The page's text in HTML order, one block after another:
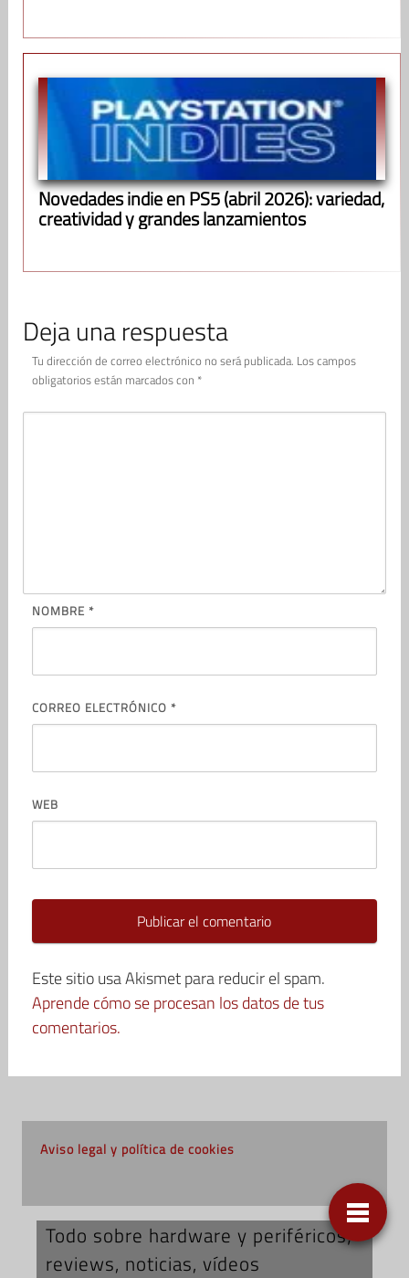
Novedades indie en PS5 (abril 2026): variedad,
creatividad y grandes lanzamientos
Deja una respuesta
Tu dirección de correo electrónico no será publicada. Los campos
obligatorios están marcados con *
NOMBRE *
CORREO ELECTRÓNICO *
WEB
Este sitio usa Akismet para reducir el spam.
Aprende cómo se procesan los datos de tus
comentarios.
Aviso legal y política de cookies
Todo sobre hardware y periféricos;
reviews, noticias, vídeos